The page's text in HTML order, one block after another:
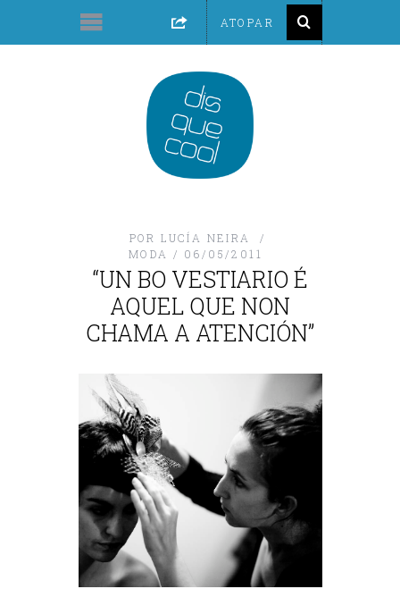
POR LUCÍA NEIRA
MODA
06/05/2011
“UN BO VESTIARIO É
AQUEL QUE NON
CHAMA A ATENCIÓN”